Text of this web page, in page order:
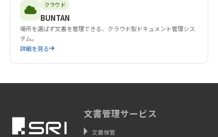
クラウド
BUNTAN
場所を選ばず文書を管理できる、クラウド型ドキュメント管理シス
テム。
詳細を見る
文書管理サービス
文書保管